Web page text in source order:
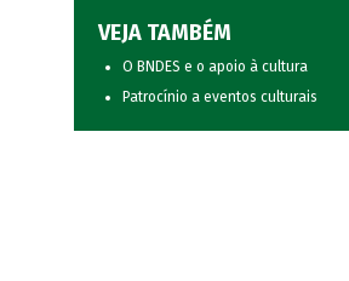
VEJA TAMBÉM
O BNDES e o apoio à cultura
Patrocínio a eventos culturais